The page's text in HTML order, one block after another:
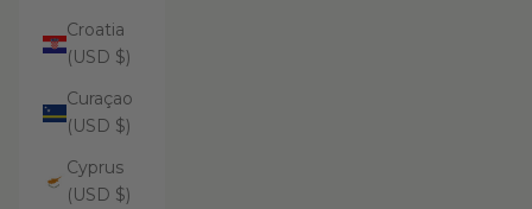
Croatia
(USD $)
Curaçao
(USD $)
Cyprus
(USD $)